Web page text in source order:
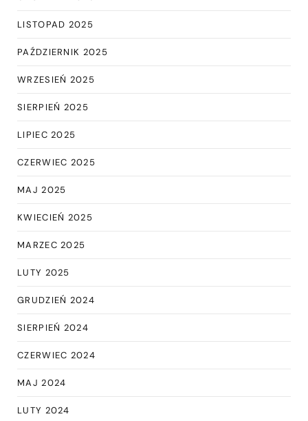
LISTOPAD 2025
PAŹDZIERNIK 2025
WRZESIEŃ 2025
SIERPIEŃ 2025
LIPIEC 2025
CZERWIEC 2025
MAJ 2025
KWIECIEŃ 2025
MARZEC 2025
LUTY 2025
GRUDZIEŃ 2024
SIERPIEŃ 2024
CZERWIEC 2024
MAJ 2024
LUTY 2024